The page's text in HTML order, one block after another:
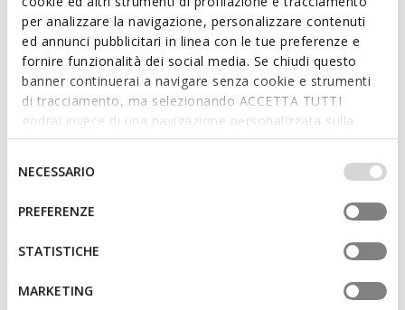
per analizzare la navigazione, personalizzare contenuti
ed annunci pubblicitari in linea con le tue preferenze e
fornire funzionalità dei social media. Se chiudi questo
banner continuerai a navigare senza cookie e strumenti
di tracciamento, ma selezionando ACCETTA TUTTI
godrai invece di una navigazione personalizzata sulla
base dei tuoi gusti ed interessi. Selezionando
IMPOSTAZIONI potrai anche scegliere quali cookies ed
altri strumenti di tracciamento autorizzare. Per maggiori
informazioni o per modificare in qualsiasi momento le
tue impostazioni, visita la nostra
consenso
NECESSARIO
PREFERENZE
STATISTICHE
MARKETING
Quick and easy to put on
Heel height: 4,5 cm / 1,8"
Zip fastening
The height of the boot shaft is 15 cm / 5.91" as
measured on a size 37 EU
Materials
Technologies